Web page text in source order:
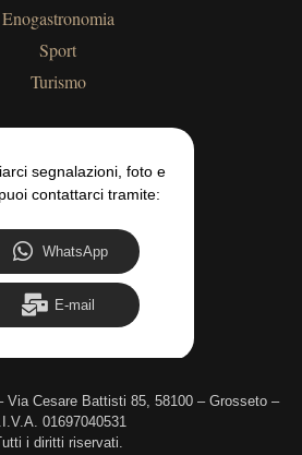
Enogastronomia
Sport
Turismo
segnalazioni, foto e
contattarci tramite:
WhatsApp
E-mail
Via Cesare Battisti 85, 58100 – Grosseto –
01697040531
i diritti riservati.